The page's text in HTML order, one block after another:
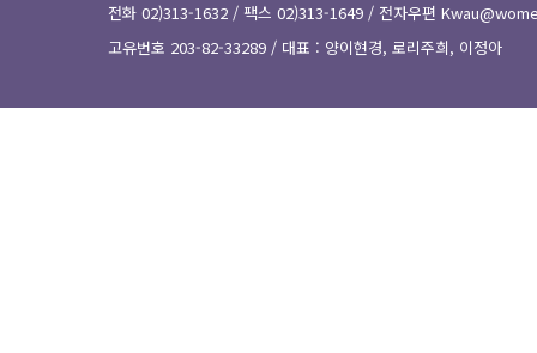
전화 02)313-1632 / 팩스 02)313-1649 / 전자우편
고유번호 203-82-33289 / 대표 : 양이현경, 로리주희, 이정아